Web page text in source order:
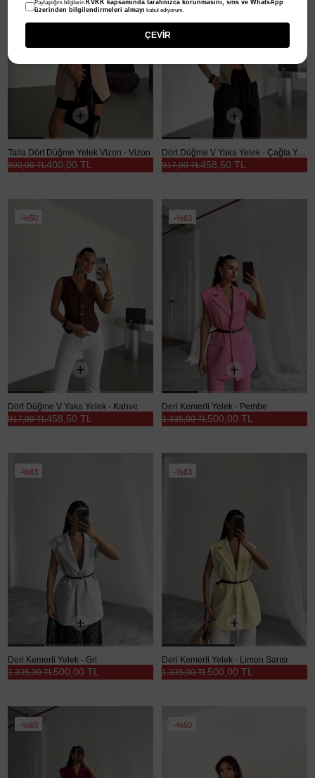
Taila Dört Düğme Yelek Vizon - Vizon
400,00 TL
800,00 TL
Dört Düğme V Yaka Yelek - Çağla Yeşili
458,50 TL
917,00 TL
%50
Dört Düğme V Yaka Yelek - Kahve
458,50 TL
917,00 TL
%63
Deri Kemerli Yelek - Pembe
500,00 TL
1.335,00 TL
%63
Deri Kemerli Yelek - Gri
500,00 TL
1.335,00 TL
%63
Deri Kemerli Yelek - Limon Sarısı
500,00 TL
1.335,00 TL
%63 %50
Paylaştığım bilgilerin KVKK kapsamında tarafınızca korunmasını, sms ve WhatsApp
üzerinden bilgilendirmeleri almayı kabul ediyorum.
ÇEVİR